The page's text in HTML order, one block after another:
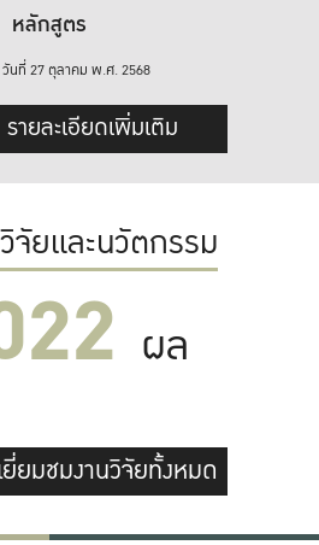
หลักสูตร
นที่ 27 ตุลาคม พ.ศ. 2568
รายละเอียดเพิ่มเติม
จัยและนวัตกรรม
ผล
ยี่ยมชมงานวิจัยทั้งหมด